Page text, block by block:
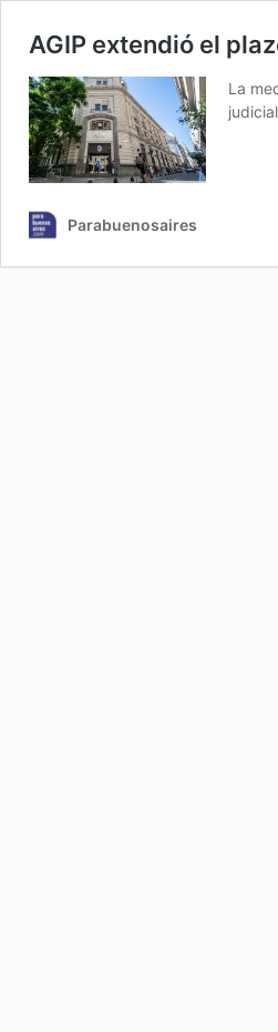
AGIP extendió el
La
Parabuenosaires